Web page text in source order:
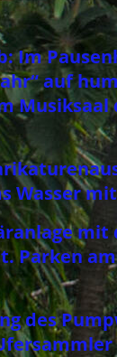
Im
auf
Wasser
Parken
des